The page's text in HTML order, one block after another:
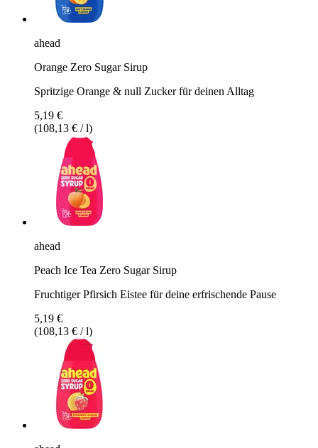
ahead
Orange Zero Sugar Sirup
Spritzige Orange & null Zucker für deinen Alltag
5,19 €
(108,13 € / l)
ahead
Peach Ice Tea Zero Sugar Sirup
Fruchtiger Pfirsich Eistee für deine erfrischende Pause
5,19 €
(108,13 € / l)